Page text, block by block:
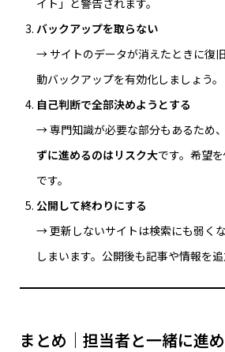
バックアップを取らない
→ サイトのデータが消えたときに復
動バックアップを有効化しましょう。
自己判断で全部決めようとする
→ 専門知識が必要な部分もあるため、
ずに進めるのはリスク大です。希望
です。
公開して終わりにする
→ 更新しないサイトは検索にも弱く
しまいます。公開後も記事や情報を追
まとめ｜担当者と一緒に進